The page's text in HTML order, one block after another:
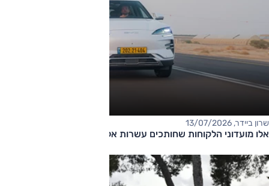
שרון ביידר, 13/07/2026
אלו מועדוני הלקוחות שחותכים עשרות אלפי שקלים ממחירי הרכב